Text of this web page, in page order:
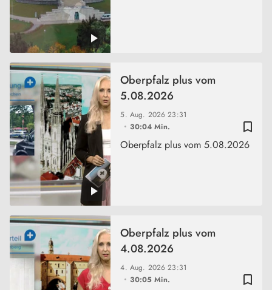
bookmark_border
5. Aug. 202623:31
30:04 Min.
Oberpfalz plus vom
5.08.2026
Oberpfalz plus vom 5.08.2026
bookmark_border
4. Aug. 202623:31
30:05 Min.
Oberpfalz plus vom
4.08.2026